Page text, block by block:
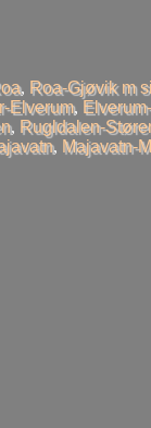
, Roa-Gjøvik m
Elverum,
, Rugldalen-
, Majavatn-